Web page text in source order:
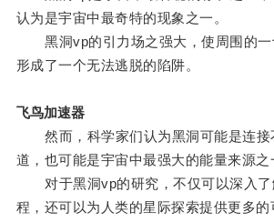
认为是宇宙中最奇特的现象之一。
黑洞vp的引力场之强大，使周围的一
形成了一个无法逃脱的陷阱。
飞鸟加速器
然而，科学家们认为黑洞可能是连接
道，也可能是宇宙中最强大的能量来源之
对于黑洞vp的研究，不仅可以深入了
程，还可以为人类的星际探索提供更多的